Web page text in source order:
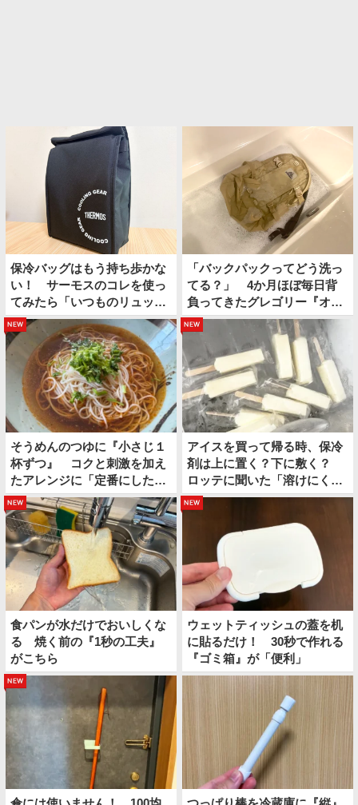
保冷バッグはもう持ち歩かな
い！ サーモスのコレを使っ
てみたら「いつものリュック
の中に保冷スペースができ
た」
「バックパックってどう洗っ
てる？」 4か月ほぼ毎日背
負ってきたグレゴリー『オー
ルデイ』を…
new
そうめんのつゆに『小さじ１
杯ずつ』 コクと刺激を加え
たアレンジに「定番にした
い」
アイスを買って帰る時、保冷
剤は上に置く？下に敷く？
ロッテに聞いた「溶けにくい
持ち帰り方」
new
食パンが水だけでおいしくな
る 焼く前の『1秒の工夫』
がこちら
ウェットティッシュの蓋を机
に貼るだけ！ 30秒で作れる
『ゴミ箱』が「便利」